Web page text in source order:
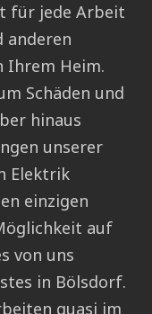
für jede Arbeit
anderen
Ihrem Heim.
Schäden und
hinaus
unserer
Elektrik
einzigen
auf
von uns
in Bölsdorf.
quasi im